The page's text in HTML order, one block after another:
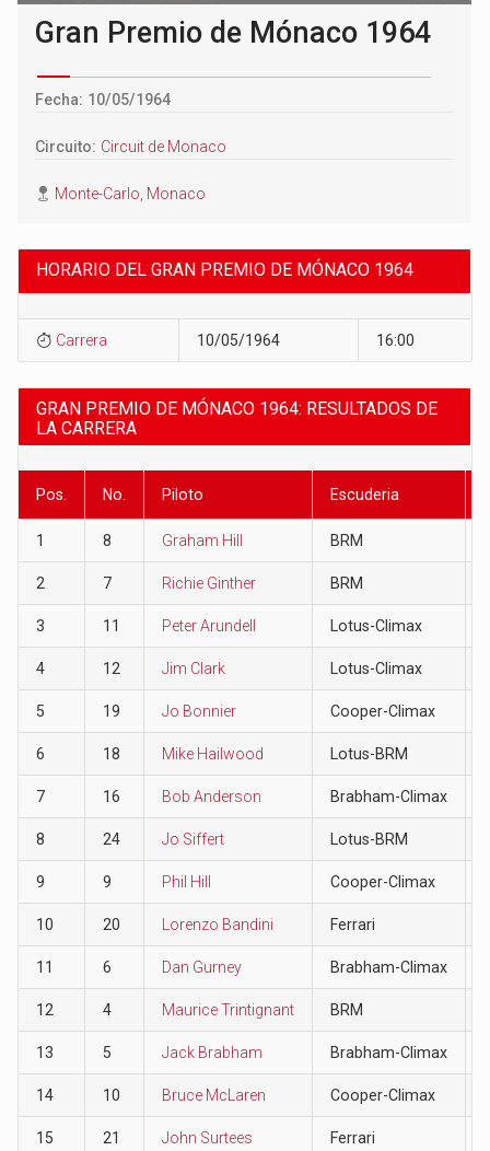
Gran Premio de Mónaco 1964
Fecha: 10/05/1964
Circuito: Circuit de Monaco
Monte-Carlo, Monaco
HORARIO DEL GRAN PREMIO DE MÓNACO 1964
Carrera 10/05/1964 16:00
GRAN PREMIO DE MÓNACO 1964: RESULTADOS DE
LA CARRERA
Pos. No. Piloto Escuderia
1 8 Graham Hill BRM
2 7 Richie Ginther BRM
3 11 Peter Arundell Lotus-Climax
4 12 Jim Clark Lotus-Climax
5 19 Jo Bonnier Cooper-Climax
6 18 Mike Hailwood Lotus-BRM
7 16 Bob Anderson Brabham-Climax
8 24 Jo Siffert Lotus-BRM
9 9 Phil Hill Cooper-Climax
10 20 Lorenzo Bandini Ferrari
11 6 Dan Gurney Brabham-Climax
12 4 Maurice Trintignant BRM
13 5 Jack Brabham Brabham-Climax
14 10 Bruce McLaren Cooper-Climax
15 21 John Surtees Ferrari